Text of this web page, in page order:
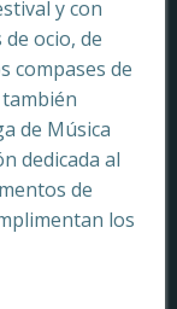
y con
ocio, de
compases de
de Música
dedicada al
de
los